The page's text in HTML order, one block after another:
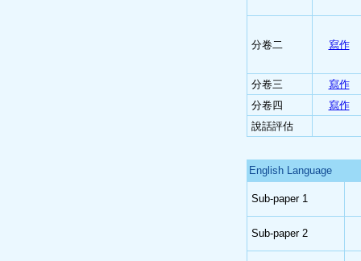
分卷二 寫作
分卷三
寫作
分卷四
寫作
說話評估
English Language
Sub-paper 1
Sub-paper 2